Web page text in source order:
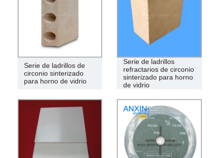
Serie de ladrillos de
circonio sinterizado
para horno de vidrio
Serie de ladrillos
refractarios de circonio
sinterizado para horno
de vidrio